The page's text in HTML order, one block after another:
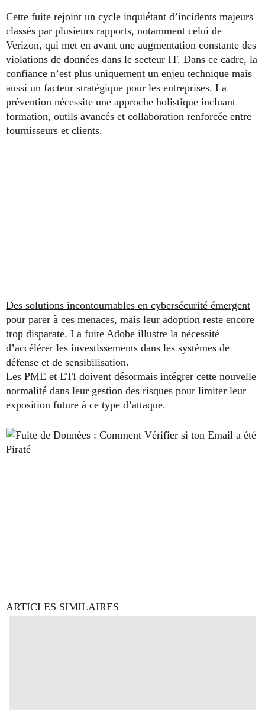
Cette fuite rejoint un cycle inquiétant d’incidents majeurs
classés par plusieurs rapports, notamment celui de
Verizon, qui met en avant une augmentation constante des
violations de données dans le secteur IT. Dans ce cadre, la
confiance n’est plus uniquement un enjeu technique mais
aussi un facteur stratégique pour les entreprises. La
prévention nécessite une approche holistique incluant
formation, outils avancés et collaboration renforcée entre
fournisseurs et clients.
Des solutions incontournables en cybersécurité émergent
pour parer à ces menaces, mais leur adoption reste encore
trop disparate. La fuite Adobe illustre la nécessité
d’accélérer les investissements dans les systèmes de
défense et de sensibilisation.
Les PME et ETI doivent désormais intégrer cette nouvelle
normalité dans leur gestion des risques pour limiter leur
exposition future à ce type d’attaque.
ARTICLES SIMILAIRES